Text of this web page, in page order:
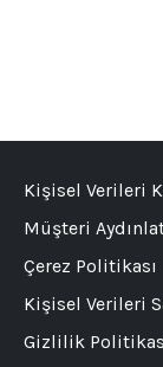
Kişisel Verileri
Müşteri
Çerez Politikası
Kişisel Verileri
Gizlilik